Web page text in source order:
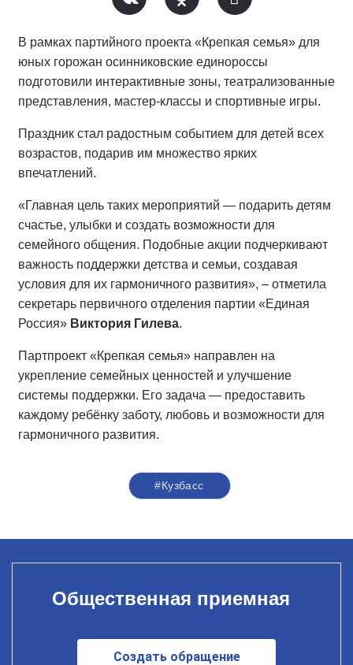
В рамках партийного проекта «Крепкая семья» для
юных горожан осинниковские единороссы
подготовили интерактивные зоны, театрализованные
представления, мастер-классы и спортивные игры.
Праздник стал радостным событием для детей всех
возрастов, подарив им множество ярких
впечатлений.
«Главная цель таких мероприятий — подарить детям
счастье, улыбки и создать возможности для
семейного общения. Подобные акции подчеркивают
важность поддержки детства и семьи, создавая
условия для их гармоничного развития», – отметила
секретарь первичного отделения партии «Единая
Россия» Виктория Гилева.
Партпроект «Крепкая семья» направлен на
укрепление семейных ценностей и улучшение
системы поддержки. Его задача — предоставить
каждому ребёнку заботу, любовь и возможности для
гармоничного развития.
#Кузбасс
Общественная приемная
Создать обращение